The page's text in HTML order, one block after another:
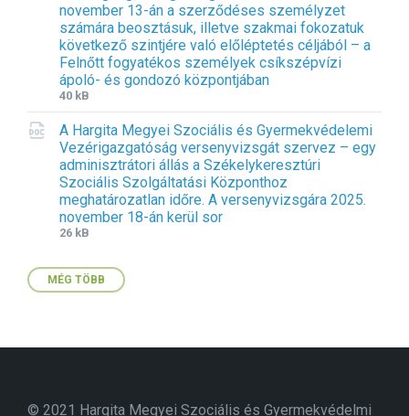
:
d
o
c
x
e
x
t
e
n
s
i
o
n
:
d
o
c
x
s
i
z
e
:
november 13-án a szerződéses személyzet
számára beosztásuk, illetve szakmai fokozatuk
következő szintjére való előléptetés céljából – a
Felnőtt fogyatékos személyek csíkszépvízi
ápoló- és gondozó központjában
F
i
l
e
e
x
t
e
n
i
o
F
i
l
e
s
i
z
e
:
40 kB
A Hargita Megyei Szociális és Gyermekvédelemi
Vezérigazgatóság versenyvizsgát szervez – egy
adminisztrátori állás a Székelykeresztúri
Szociális Szolgáltatási Központhoz
meghatározatlan időre. A versenyvizsgára 2025.
november 18-án kerül sor
F
l
e
i
F
l
e
26 kB
MÉG TÖBB
© 2021 Hargita Megyei Szociális és Gyermekvédelmi